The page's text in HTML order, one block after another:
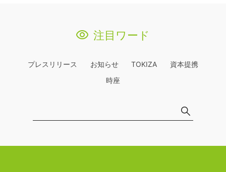
注目ワード
プレスリリース お知らせ TOKIZA
資本提携
時座